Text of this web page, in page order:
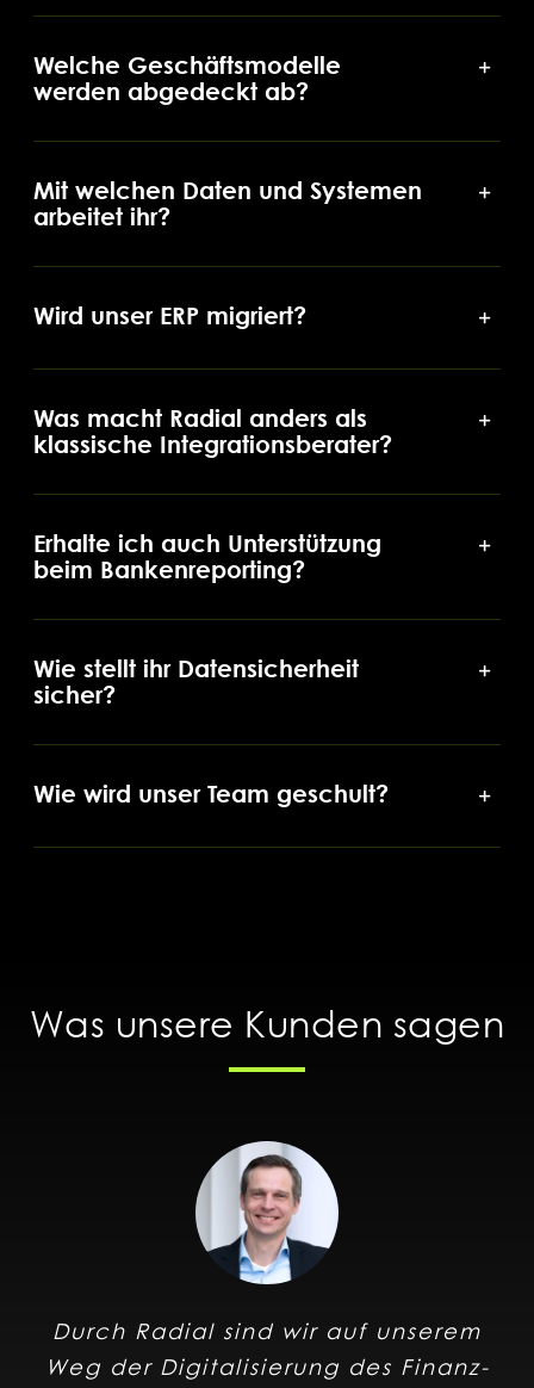
Welche Geschäftsmodelle
werden abgedeckt ab?
Mit welchen Daten und Systemen
arbeitet ihr?
Wird unser ERP migriert?
Was macht Radial anders als
klassische Integrationsberater?
Erhalte ich auch Unterstützung
beim Bankenreporting?
Wie stellt ihr Datensicherheit
sicher?
Wie wird unser Team geschult?
Was unsere Kunden sagen
Durch Radial sind wir auf unserem
Weg der Digitalisierung des Finanz-